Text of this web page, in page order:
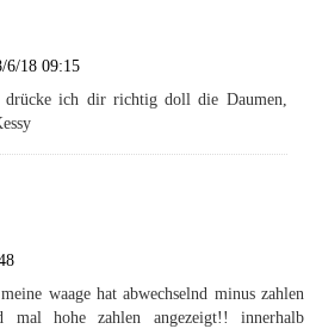
6/18 09:15
drücke ich dir richtig doll die Daumen,
waage hat abwechselnd minus zahlen
hohe zahlen angezeigt!! innerhalb